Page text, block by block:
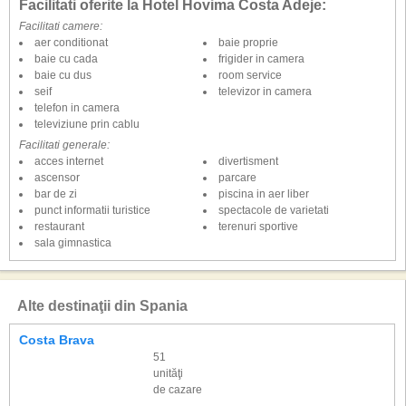
Mic dejun si cina tip bufet.
*Optiunea de a cumpara un program all-inclusive.
**Pentru cina este necesara tinuta formala.
Plaja
Populara plaja Playa de Fanabe cu o intrare treptata la mare este la
aproximativ 200 m
Sezlonguri si umbrele contra cost
Activitati sportive
Contra cost: fitness, tenis si un mic teren de fotbal.
Stravovanie
Mic dejun continental (11:00 a.m.-1:00 p.m.)
Bauturi alcoolice si nealcoolice selectate de productie locala (10.00
a.m.-11.00 p.m.)
Facilitati oferite la Hotel Hovima Costa Adeje:
Facilitati camere:
aer conditionat
baie cu cada
baie cu dus
baie proprie
frigider in camera
room service
seif
telefon in camera
televiziune prin cablu
televizor in camera
Facilitati generale:
acces internet
ascensor
bar de zi
divertisment
parcare
piscina in aer liber
punct informatii turistice
restaurant
sala gimnastica
spectacole de varietati
terenuri sportive
Alte destinaţii din Spania
Costa Brava
51
unităţi
de cazare